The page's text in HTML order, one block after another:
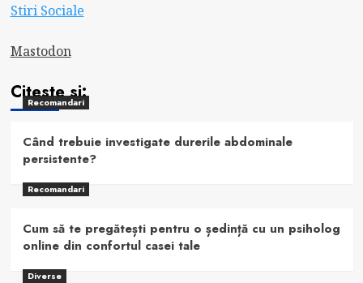
Stiri Sociale
Mastodon
Citeste si:
Recomandari
Când trebuie investigate durerile abdominale
persistente?
Recomandari
Cum să te pregătești pentru o ședință cu un psiholog
online din confortul casei tale
Diverse